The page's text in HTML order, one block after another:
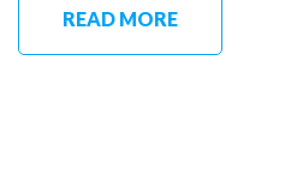
READ MORE